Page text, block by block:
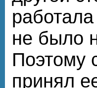
не было
Поэтому
принял